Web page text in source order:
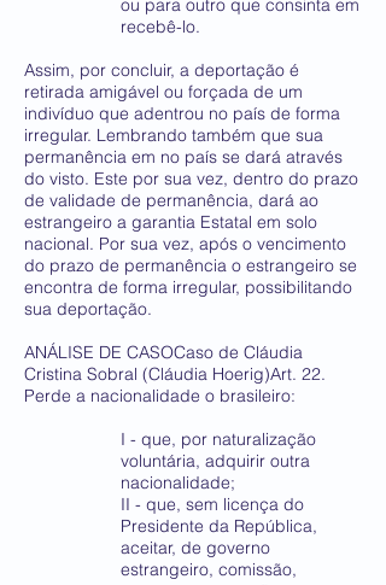
ou para outro que consinta em
recebê-lo.
Assim, por concluir, a deportação é
retirada amigável ou forçada de um
indivíduo que adentrou no país de forma
irregular. Lembrando também que sua
permanência em no país se dará através
do visto. Este por sua vez, dentro do prazo
de validade de permanência, dará ao
estrangeiro a garantia Estatal em solo
nacional. Por sua vez, após o vencimento
do prazo de permanência o estrangeiro se
encontra de forma irregular, possibilitando
sua deportação.
ANÁLISE DE CASOCaso de Cláudia
Cristina Sobral (Cláudia Hoerig)Art. 22.
Perde a nacionalidade o brasileiro:
I - que, por naturalização
voluntária, adquirir outra
nacionalidade;
II - que, sem licença do
Presidente da República,
aceitar, de governo
estrangeiro, comissão,